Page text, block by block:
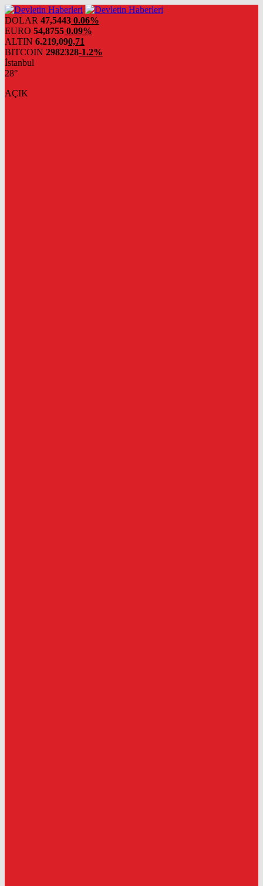
DOLAR 47,5443 0.06%
EURO 54,8755 0.09%
ALTIN 6.219,090,71
BITCOIN 2982328-1.2%
İstanbul
28°
AÇIK